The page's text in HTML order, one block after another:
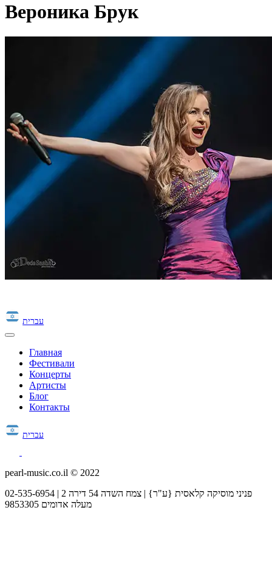
Вероника Брук
עברית
Главная
Фестивали
Концерты
Артисты
Блог
Контакты
עברית
pearl-music.co.il © 2022
02-535-6954 | פניני מוסיקה קלאסית {ע"ר} | צמח השדה 54 דירה 2
מעלה אדומים 9853305